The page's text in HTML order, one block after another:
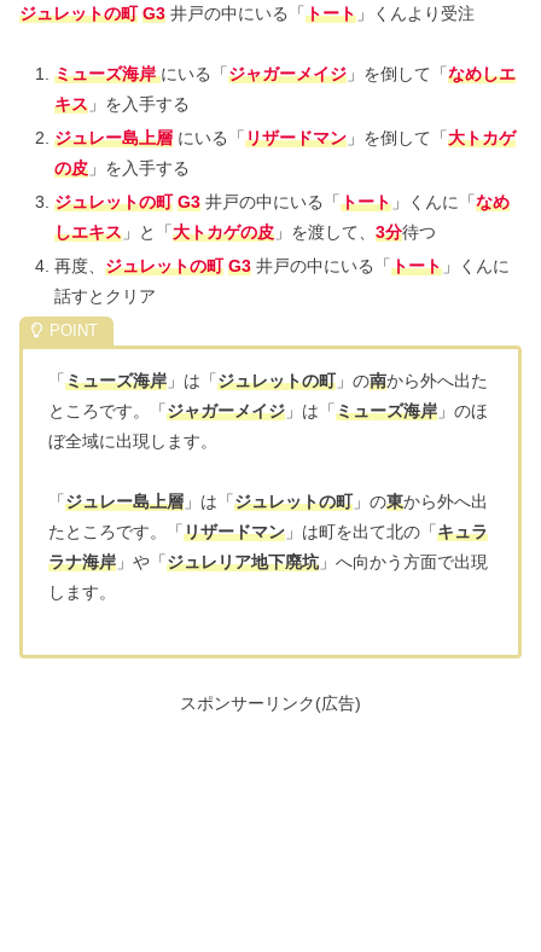
ジュレットの町 G3 井戸の中にいる「トート 」くんより受注
ミューズ海岸にいる「ジャガーメイジ」を倒して「なめしエ
キス」を入手する
ジュレー島上層にいる「リザードマン」を倒して「大トカゲ
の皮」を入手する
ジュレットの町 G3井戸の中にいる「トート」くんに「なめ
しエキス」と「大トカゲの皮」を渡して、 3分待つ
再度、 ジュレットの町 G3井戸の中にいる「トート」くんに
話すとクリア
「ミューズ海岸 」は「ジュレットの町」の南から外へ出た
ところです。「ジャガーメイジ 」は「ミューズ海岸 」のほ
ぼ全域に出現します。
「ジュレー島上層 」は「ジュレットの町」の東から外へ出
たところです。「リザードマン 」は町を出て北の「キュラ
ラナ海岸 」や「ジュレリア地下廃坑 」へ向かう方面で出現
します。
スポンサーリンク(広告)